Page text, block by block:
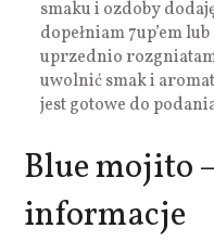
smaku i ozdoby
dopełniam 7up’em
uprzednio
uwolnić smak i
jest gotowe do
Blue mojito
informacje